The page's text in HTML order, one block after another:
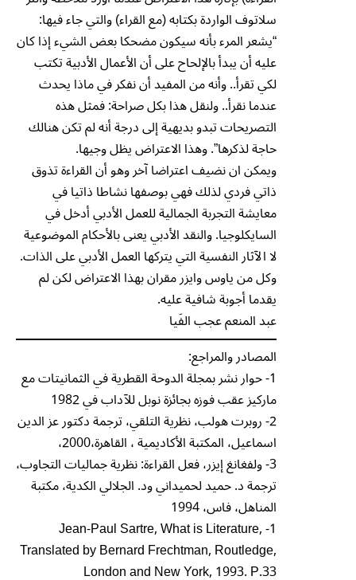
سلاتوف الواردة بكتابه (مع القراء) والتي جاء فيها:
“يشعر المرء بأنه سيكون مضحكا بعض الشيء إذا كان
عليه أن يبدأ بالإلحاح على أن الأعمال الأدبية تكتب
لكي تقرأ.. وأنه من المفيد أن نفكر في ماذا يحدث
عندما نقرأ.. ولنقل هذا بكل صراحة: فمثل هذه
التصريحات تبدو بديهية إلى درجة أنه لم تكن هنالك
حاجة لذكرها”. وهذا الاعتراض يظل وجيها.
ويمكن ان نضيف اعتراضا آخر وهو أن القراءة تذوق
ذاتي فردي لذلك فهي بوصفها نشاطا ذاتيا في
معايشة التجربة الجمالية للعمل الأدبي أدخل في
السايكلوجيا. والنقد الأدبي يعنى بالأحكام الموضوعية
لا الآثار النفسية التي يتركها العمل الأدبي على الذات.
وكل من ياوس وايزر مقران بهذا الاعتراض لكن لم
يقدما أجوبة شافية عليه.
عبد المنعم عجب الفَيا
المصادر والمراجع:
1- حوار نشر بمجلة الدوحة القطرية في الثمانيتات مع
ماركيز عقب فوزه بجائزة نوبل للآداب في 1982
2- روبرت هولب، نظرية التلقي، ترجمة دكتور عز الدين
اسماعيل، المكتبة الأكاديمية ، القاهرة،2000،
3- ولفغانغ إيزر، فعل القراءة: نظرية جماليات التجاوب،
ترجمة د. حميد لحميداني ود. الجلالي الكدية، مكتبة
المناهل، فاس، 1994
1- Jean-Paul Sartre, What is Literature,
Translated by Bernard Frechtman, Routledge,
London and New York, 1993. P.33